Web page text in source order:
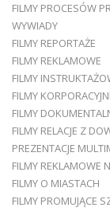
FILMY PROCESÓW
WYWIADY
FILMY REPORTAŻE
FILMY REKLAMOWE
FILMY
FILMY
FILMY
FILMY RELACJE Z
PREZENTACJE
FILMY REKLAMOWE
FILMY O MIASTACH
FILMY PROMUJĄCE